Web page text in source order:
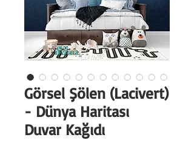
Görsel Şölen (Lacivert)
- Dünya Haritası
Duvar Kağıdı